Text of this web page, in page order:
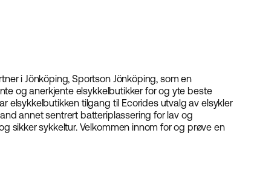
i Jönköping, Sportson Jönköping, som en
og anerkjente elsykkelbutikker for og yte beste
elsykkelbutikken tilgang til Ecorides utvalg av elsykler
annet sentrert batteriplassering for lav og
sikker sykkeltur. Velkommen innom for og prøve en